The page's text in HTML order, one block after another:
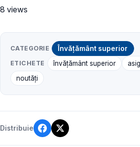
8 views
CATEGORIE Învățământ superior
ETICHETE învățământ superior
noutăți
Distribuie